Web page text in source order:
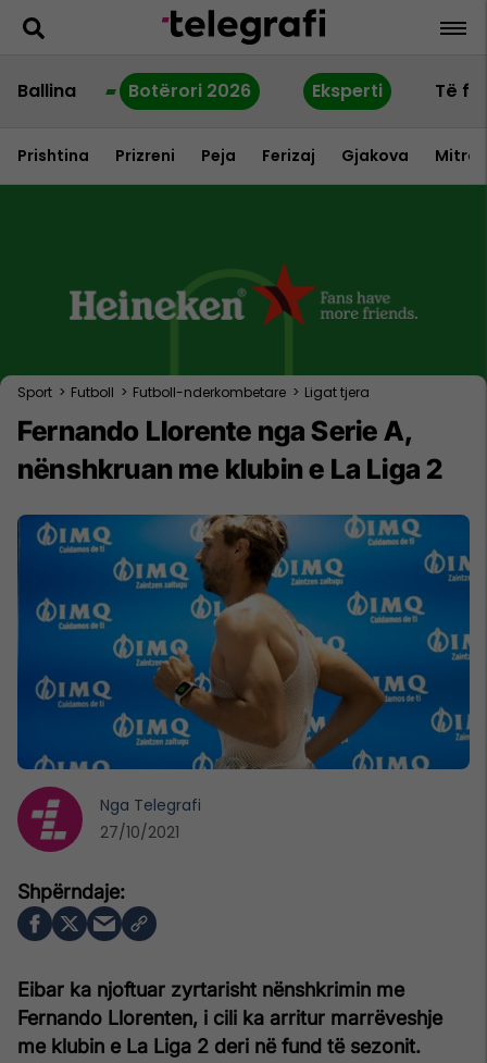
Ballina Botërori 2026 Eksperti Të
Prishtina Prizreni Peja Ferizaj Gjakova
Sport > Futboll > Futboll-nderkombetare > Ligat tjera
Fernando Llorente nga Serie A,
nënshkruan me klubin e La Liga 2
Eibar ka njoftuar zyrtarisht nënshkrimin me
Fernando Llorenten, i cili ka arritur marrëveshje
me klubin e La Liga 2 deri në fund të sezonit.
Nga Telegrafi
27/10/2021